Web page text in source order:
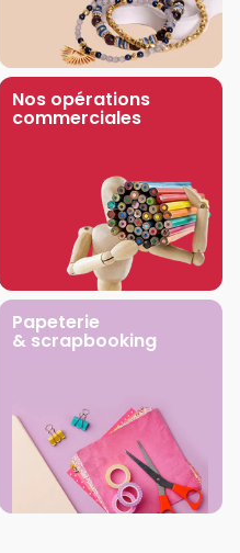
Nos opérations
commerciales
Papeterie
& scrapbooking